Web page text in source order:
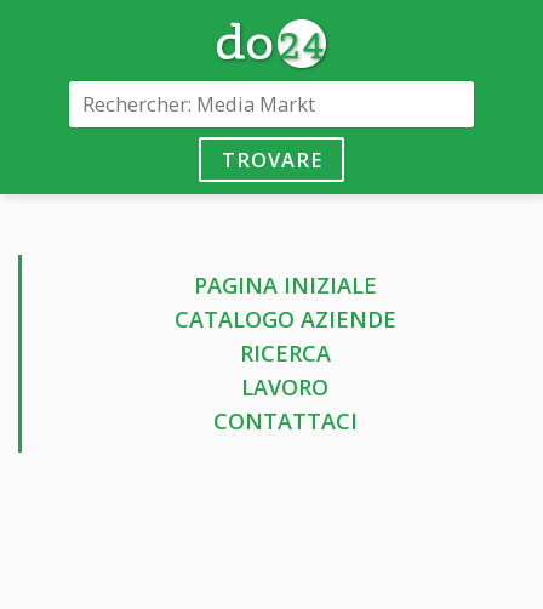
TROVARE
PAGINA INIZIALE
CATALOGO AZIENDE
RICERCA
LAVORO
CONTATTACI